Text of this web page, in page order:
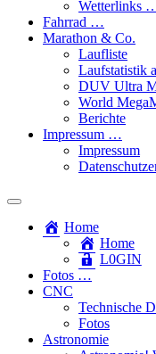
Wetterlinks
Fahrrad …
Marathon & Co.
Laufliste
Laufstatistik
DUV Ultra
World
Berichte
Impressum …
Impressum
Toggle
search
field
Home
Home
L​0​​GIN
Fotos …
CNC
Technische
Fotos
Astronomie